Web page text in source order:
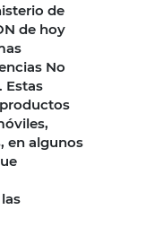
de
de hoy
No
Estas
en algunos